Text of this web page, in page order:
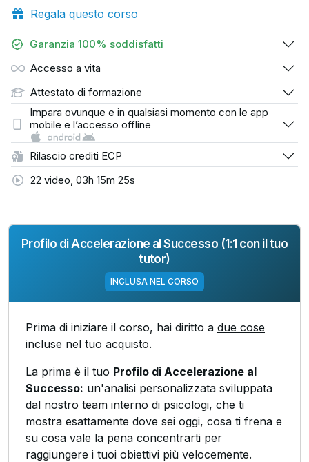
Regala questo corso
Garanzia 100% soddisfatti
Accesso a vita
Attestato di formazione
Impara ovunque e in qualsiasi momento con le app
mobile e l’accesso offline
Rilascio crediti ECP
22 video, 03h 15m 25s
Profilo di Accelerazione al Successo (1:1 con il tuo
tutor)
INCLUSA NEL CORSO
Prima di iniziare il corso, hai diritto a due cose
incluse nel tuo acquisto.
La prima è il tuo Profilo di Accelerazione al
Successo: un'analisi personalizzata sviluppata
dal nostro team interno di psicologi, che ti
mostra esattamente dove sei oggi, cosa ti frena e
su cosa vale la pena concentrarti per
raggiungere i tuoi obiettivi più velocemente.